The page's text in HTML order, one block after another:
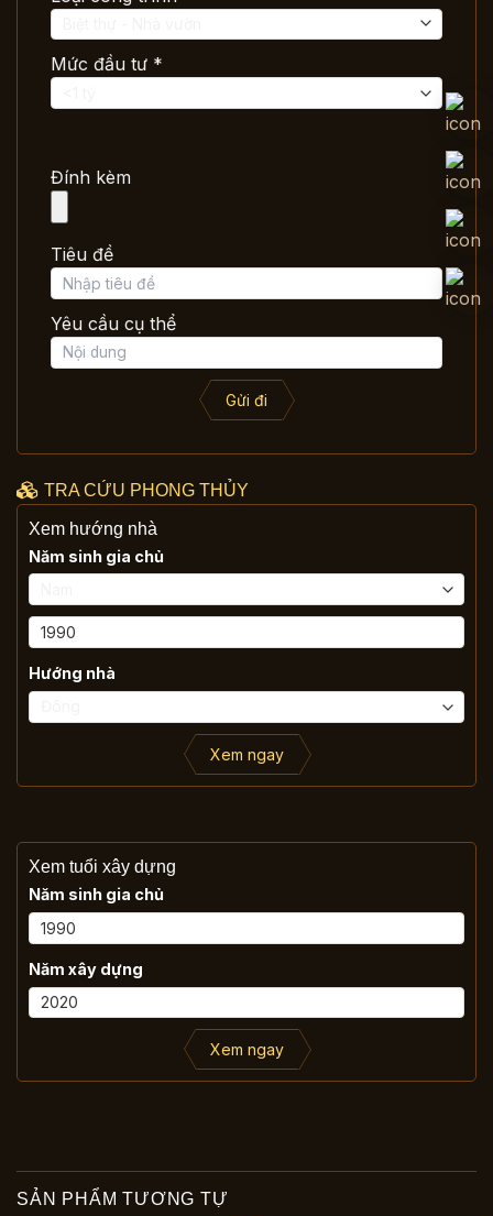
Mức đầu tư *
Đính kèm
Tiêu đề
Yêu cầu cụ thể
Gửi đi
TRA CỨU PHONG THỦY
Xem hướng nhà
Năm sinh gia chủ
Hướng nhà
Xem ngay
Xem tuổi xây dựng
Năm sinh gia chủ
Năm xây dựng
Xem ngay
SẢN PHẨM TƯƠNG TỰ